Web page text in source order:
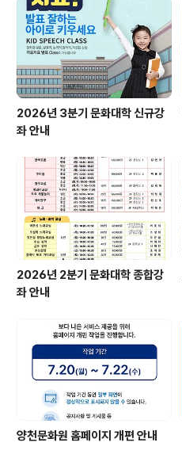
2026년 3분기 문화대학 신규강
좌 안내
2026년 2분기 문화대학 종합강
좌 안내
양천문화원 홈페이지 개편 안내